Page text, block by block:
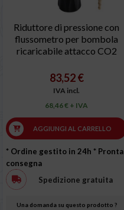
Riduttore di pressione con
flussometro per bombola
ricaricabile attacco CO2
83,52 €
IVA incl.
68,46 € + IVA
AGGIUNGI AL CARRELLO
* Ordine gestito in 24h * Pronta
consegna
Spedizione gratuita
Una domanda su questo prodotto ?